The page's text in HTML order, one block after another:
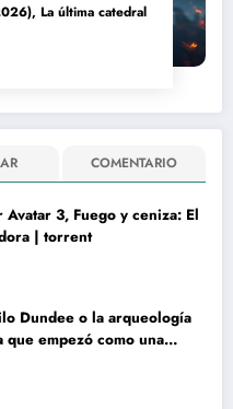
La última catedral
COMENTARIO
3, Fuego y ceniza: El
| torrent
Dundee o la arqueología
que empezó como una